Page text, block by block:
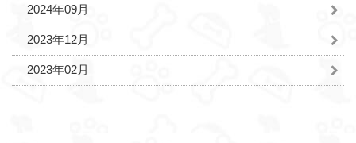
2024年09月
2023年12月
2023年02月